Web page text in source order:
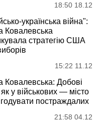
18:50 18.12
українська війна":
Ковалевська
стратегію США
15:22 11.12
Добові
у військових — місто
постраждалих
21:58 04.12